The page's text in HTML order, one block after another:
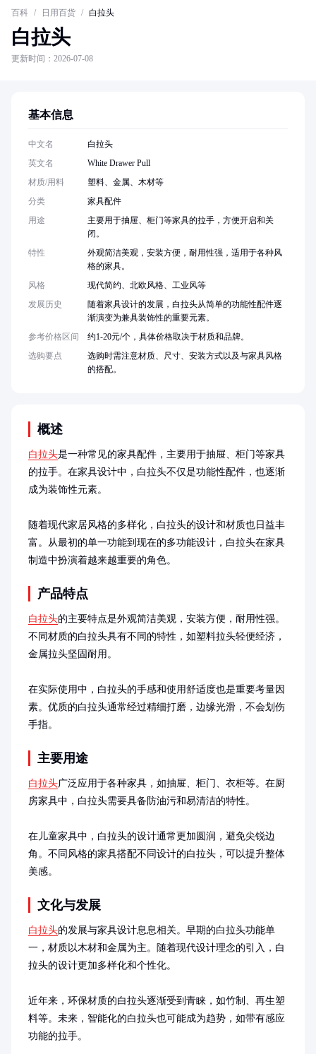
百科 / 日用百货 / 白拉头
白拉头
更新时间：2026-07-08
概述
白拉头是一种常见的家具配件，主要用于抽屉、柜门等家具
的拉手。在家具设计中，白拉头不仅是功能性配件，也逐渐
成为装饰性元素。
随着现代家居风格的多样化，白拉头的设计和材质也日益丰
富。从最初的单一功能到现在的多功能设计，白拉头在家具
制造中扮演着越来越重要的角色。
产品特点
白拉头的主要特点是外观简洁美观，安装方便，耐用性强。
不同材质的白拉头具有不同的特性，如塑料拉头轻便经济，
金属拉头坚固耐用。
在实际使用中，白拉头的手感和使用舒适度也是重要考量因
素。优质的白拉头通常经过精细打磨，边缘光滑，不会划伤
手指。
主要用途
白拉头广泛应用于各种家具，如抽屉、柜门、衣柜等。在厨
房家具中，白拉头需要具备防油污和易清洁的特性。
在儿童家具中，白拉头的设计通常更加圆润，避免尖锐边
角。不同风格的家具搭配不同设计的白拉头，可以提升整体
美感。
文化与发展
白拉头的发展与家具设计息息相关。早期的白拉头功能单
一，材质以木材和金属为主。随着现代设计理念的引入，白
拉头的设计更加多样化和个性化。
近年来，环保材质的白拉头逐渐受到青睐，如竹制、再生塑
料等。未来，智能化的白拉头也可能成为趋势，如带有感应
功能的拉手。
基本信息
中文名
白拉头
英文名
White Drawer Pull
材质/用料
塑料、金属、木材等
分类
家具配件
用途
主要用于抽屉、柜门等家具的拉手，方便开启和关
闭。
特性
外观简洁美观，安装方便，耐用性强，适用于各种风
格的家具。
风格
现代简约、北欧风格、工业风等
发展历史
随着家具设计的发展，白拉头从简单的功能性配件逐
渐演变为兼具装饰性的重要元素。
参考价格区间
约1-20元/个，具体价格取决于材质和品牌。
选购要点
选购时需注意材质、尺寸、安装方式以及与家具风格
的搭配。